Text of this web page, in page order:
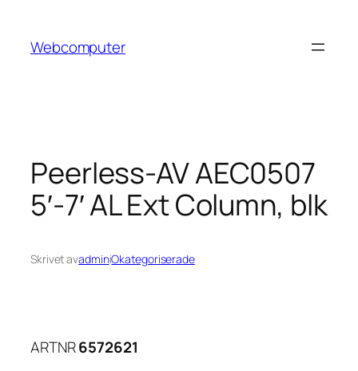
innehåll
Webcomputer
Peerless-AV AEC0507
5′-7′ AL Ext Column, blk
Skrivet avadminiOkategoriserade
ARTNR6572621